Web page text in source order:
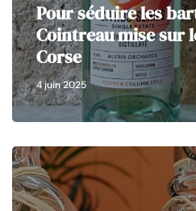
Pour séduire les
Cointreau mise sur
Corse
4 juin 2025